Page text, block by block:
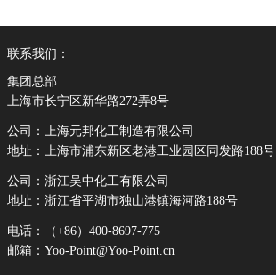
联系我们：
集团总部
上海市长宁区新华路272弄8号
公司：上海元邦化工制造有限公司
地址：上海市浦东新区老港工业园区同发路188号
公司：浙江吴中化工有限公司
地址：浙江省平湖市独山港镇海河路188号
电话：（+86）400-8697-775
邮箱：Yoo-Point@Yoo-Point.cn